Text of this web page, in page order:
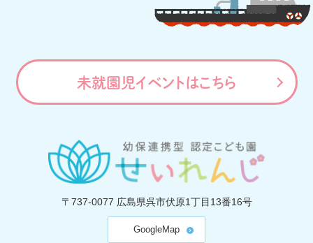
未就園児イベントはこちら
〒737-0077 広島県呉市伏原1丁目13番16号
GoogleMap